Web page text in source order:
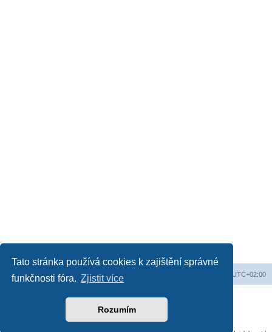
Tato stránka používá cookies k zajištění správné
funkčnosti fóra. Zjistit více
Rozumím
Obsah fóra UTC+02:00
Založeno naphpBB® Forum Software © phpBB Limited
Český překlad –